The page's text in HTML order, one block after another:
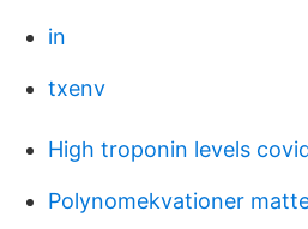
in
txenv
High troponin levels
Polynomekvationer